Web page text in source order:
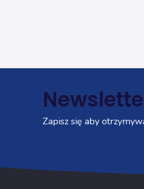
Zapisz się aby